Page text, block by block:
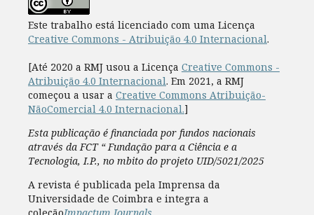
Este trabalho está licenciado com uma Licença
Creative Commons - Atribuição 4.0 Internacional.
[Até 2020 a RMJ usou a Licença Creative Commons -
Atribuição 4.0 Internacional. Em 2021, a RMJ
começou a usar a Creative Commons Atribuição-
NãoComercial 4.0 Internacional.]
Esta publicação é financiada por fundos nacionais
através da FCT “ Fundação para a Ciência e a
Tecnologia, I.P., no mbito do projeto UID/5021/2025
A revista é publicada pela Imprensa da
Universidade de Coimbra e integra a